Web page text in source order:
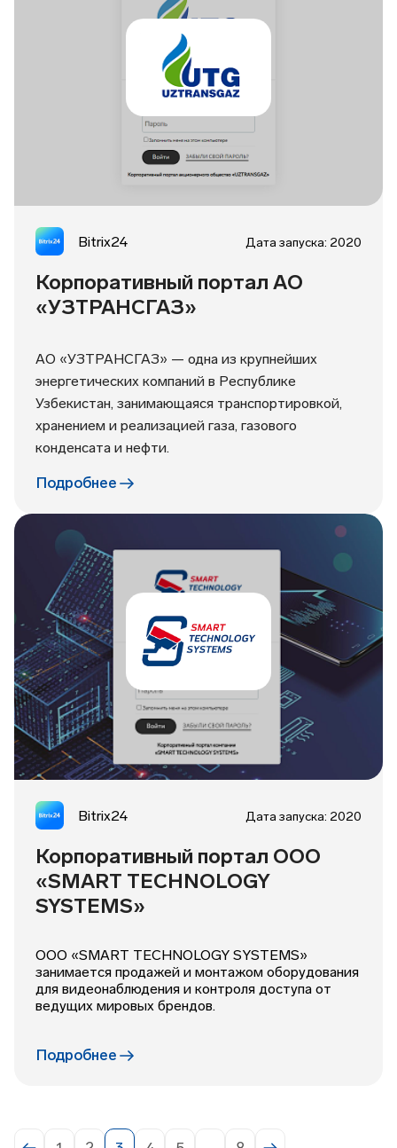
Bitrix24 Дата запуска: 2020
Корпоративный портал АО
«УЗТРАНСГАЗ»
АО «УЗТРАНСГАЗ» — одна из крупнейших
энергетических компаний в Республике
Узбекистан, занимающаяся транспортировкой,
хранением и реализацией газа, газового
конденсата и нефти.
Подробнее
Bitrix24 Дата запуска: 2020
Корпоративный портал OOO
«SMART TECHNOLOGY
SYSTEMS»
ООО «SMART TECHNOLOGY SYSTEMS»
занимается продажей и монтажом оборудования
для видеонаблюдения и контроля доступа от
ведущих мировых брендов.
Подробнее